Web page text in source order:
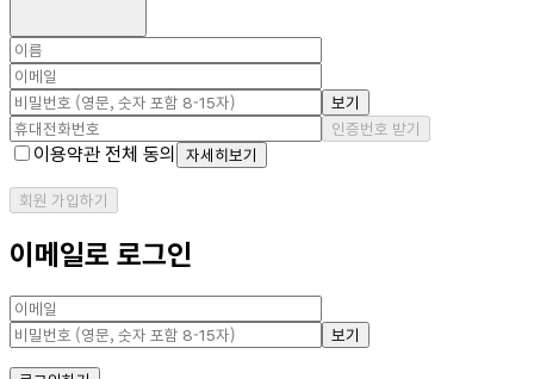
보기
인증번호 받기
이용약관 전체 동의 자세히보기
회원 가입하기
이메일로 로그인
보기